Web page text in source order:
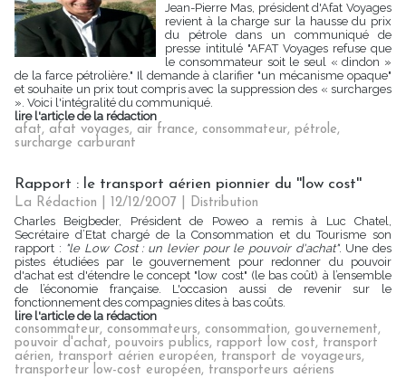
Jean-Pierre Mas, président d'Afat Voyages
revient à la charge sur la hausse du prix
du pétrole dans un communiqué de
presse intitulé "AFAT Voyages refuse que
le consommateur soit le seul « dindon »
de la farce pétrolière." Il demande à clarifier "un mécanisme opaque"
et souhaite un prix tout compris avec la suppression des « surcharges
». Voici l'intégralité du communiqué.
lire l'article de la rédaction
afat, afat voyages, air france, consommateur, pétrole,
surcharge carburant
Rapport : le transport aérien pionnier du ''low cost''
La Rédaction | 12/12/2007
Distribution
Charles Beigbeder, Président de Poweo a remis à Luc Chatel,
Secrétaire d’Etat chargé de la Consommation et du Tourisme son
rapport : "le Low Cost : un levier pour le pouvoir d'achat". Une des
pistes étudiées par le gouvernement pour redonner du pouvoir
d'achat est d'étendre le concept "low cost" (le bas coût) à l’ensemble
de l’économie française. L'occasion aussi de revenir sur le
fonctionnement des compagnies dites à bas coûts.
lire l'article de la rédaction
consommateur, consommateurs, consommation, gouvernement,
pouvoir d'achat, pouvoirs publics, rapport low cost, transport
aérien, transport aérien européen, transport de voyageurs,
transporteur low-cost européen, transporteurs aériens